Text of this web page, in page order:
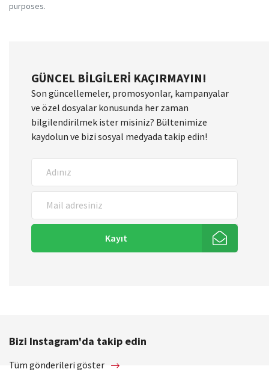
purposes.
GÜNCEL BILGILERI KAÇIRMAYIN!
Son güncellemeler, promosyonlar, kampanyalar
ve özel dosyalar konusunda her zaman
bilgilendirilmek ister misiniz? Bültenimize
kaydolun ve bizi sosyal medyada takip edin!
Kayıt
Bizi Instagram'da takip edin
Tüm gönderileri göster